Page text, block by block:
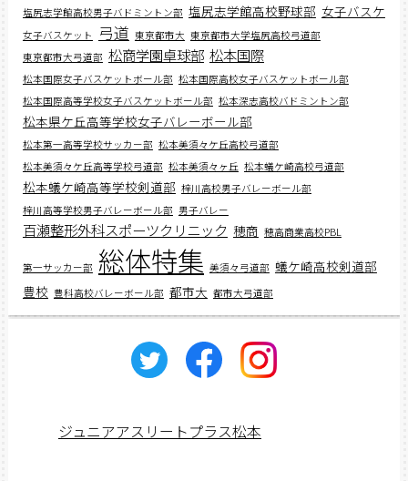
塩尻志学館高校男子バドミントン部 塩尻志学館高校野球部 女子バスケ
女子バスケット 弓道 東京都市大 東京都市大学塩尻高校弓道部
東京都市大弓道部 松商学園卓球部 松本国際
松本国際女子バスケットボール部 松本国際高校女子バスケットボール部
松本国際高等学校女子バスケットボール部 松本深志高校バドミントン部
松本県ケ丘高等学校女子バレーボール部
松本第一高等学校サッカー部 松本美須々ケ丘高校弓道部
松本美須々ケ丘高等学校弓道部 松本美須々ヶ丘 松本蟻ケ崎高校弓道部
松本蟻ケ崎高等学校剣道部 梓川高校男子バレーボール部
梓川高等学校男子バレーボール部 男子バレー
百瀬整形外科スポーツクリニック 穂商 穂高商業高校PBL
第一サッカー部 総体特集 美須々弓道部 蟻ケ崎高校剣道部
豊校 豊科高校バレーボール部 都市大 都市大弓道部
ジュニアアスリートプラス松本